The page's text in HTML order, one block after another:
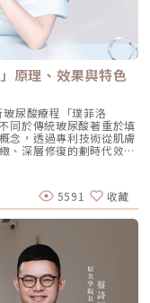
效改善法令紋，飽滿面中
分處。是收緊臉部外側
在下巴中軸線的三分之一
飾木偶紋，改善嘴角下
。幫助拉緊腮幫子多餘
適合 Profhilo 逆時針？
是因為它的成分純淨，
不靠體積填充，而是透過
四個部位是我在臨床運用
導這是 Profhilo 的核心應
撐」的邏輯完全不同，
BAP（Bio Aesthetic
精準將玻尿酸導入真皮層
，優化張力。 鼻翼瞳孔
感。 耳廓下前緣：強化
：改善嘴角周圍的鬆
蛋白新生，收緊下頷邊
作為信號啟動點，讓玻
，像是在皮下植入了一層
狀態。2. 火雞頸與橫向頸
撐結構，老化多半是因為
，施打後容易因重力或皮
極佳的流動性，能均勻
原理、效果與特色
尿酸療程「璞菲洛
同於傳統玻尿酸著重於填
念，透過專利技術從肌膚
、深層修復的劃時代效
使，迅速成為市場焦
、五大特色到適合對象
璞菲洛Profhilo是什
研發，正式名稱為「高
准，俗稱為「逆時針」。
而是透過生物重塑（bio-
進膠原蛋白和彈力蛋白
Profhilo的五大特色璞菲
尿酸有著本質上的不同，
洛最突出的五大特色：1.
璞菲洛的核心技術採用專
5591 收藏